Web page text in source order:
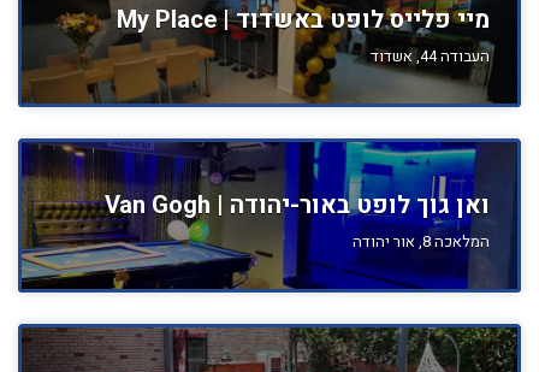
מיי פלייס לופט באשדוד | My Place
העבודה 44, אשדוד
ואן גוך לופט באור-יהודה | Van Gogh
המלאכה 8, אור יהודה